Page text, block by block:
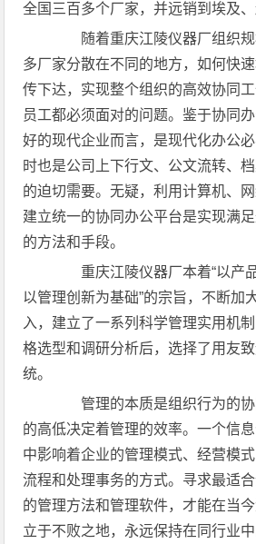
全国三百多个厂家，并远销到埃及、
随着重庆江陵仪器厂组织规
多厂家分散在不同的地方，如何快
传下达，实现整个组织的高效协同
员工都必须面对的问题。鉴于协同
好的现代企业而言，是现代化办公
时也是公司上下行文、公文流转、
的迫切需要。无疑，利用计算机、网
建立统一的协同办公平台是实现满
的方法和手段。
重庆江陵仪器厂本着“以产品
以管理创新为基础”的宗旨，不断加
入，建立了一系列科学管理实用机
格选型和调研分析后，选择了用友
统。
管理的本质是组织行为的协
的高低决定着管理的效率。一个信
中影响着企业的管理模式、经营模
流程和处理事务的方式。寻求最适
的管理方法和管理软件，才能在当
立于不败之地，永远保持在同行业中